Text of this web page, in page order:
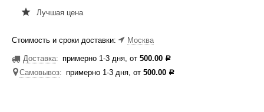
Лучшая цена
Стоимость и сроки доставки: Москва
Доставка: примерно 1-3 дня, от500.00 Р
Самовывоз: примерно 1-3 дня, от500.00 Р